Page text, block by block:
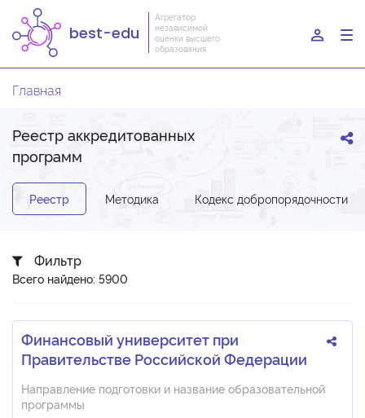
best-edu
Агрегатор
независимой
оценки высшего
образования
Главная
Реестр аккредитованных
программ
Реестр Методика Кодекс добропорядочности
Фильтр
Всего найдено: 5900
Финансовый университет при
Правительстве Российской Федерации
Направление подготовки и название образовательной
программы